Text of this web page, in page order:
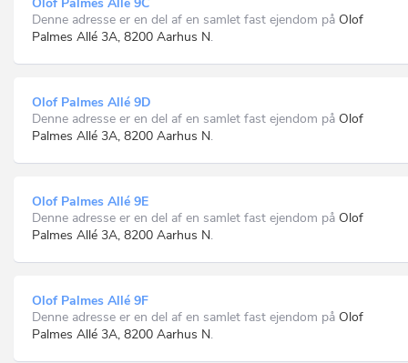
Denne adresse er en del af en samlet fast ejendom på Olof
Palmes Allé 3A, 8200 Aarhus N.
Olof Palmes Allé 9D
Denne adresse er en del af en samlet fast ejendom på Olof
Palmes Allé 3A, 8200 Aarhus N.
Olof Palmes Allé 9E
Denne adresse er en del af en samlet fast ejendom på Olof
Palmes Allé 3A, 8200 Aarhus N.
Olof Palmes Allé 9F
Denne adresse er en del af en samlet fast ejendom på Olof
Palmes Allé 3A, 8200 Aarhus N.